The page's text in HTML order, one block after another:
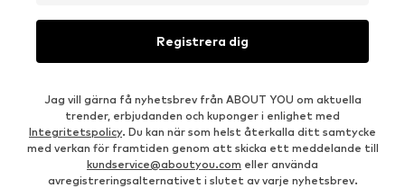
Registrera dig
Jag vill gärna få nyhetsbrev från ABOUT YOU om aktuella
trender, erbjudanden och kuponger i enlighet med
Integritetspolicy. Du kan när som helst återkalla ditt samtycke
med verkan för framtiden genom att skicka ett meddelande till
kundservice@aboutyou.com eller använda
avregistreringsalternativet i slutet av varje nyhetsbrev.